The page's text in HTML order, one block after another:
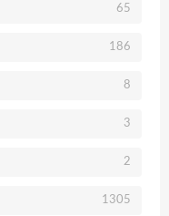
65
186
8
3
2
1305